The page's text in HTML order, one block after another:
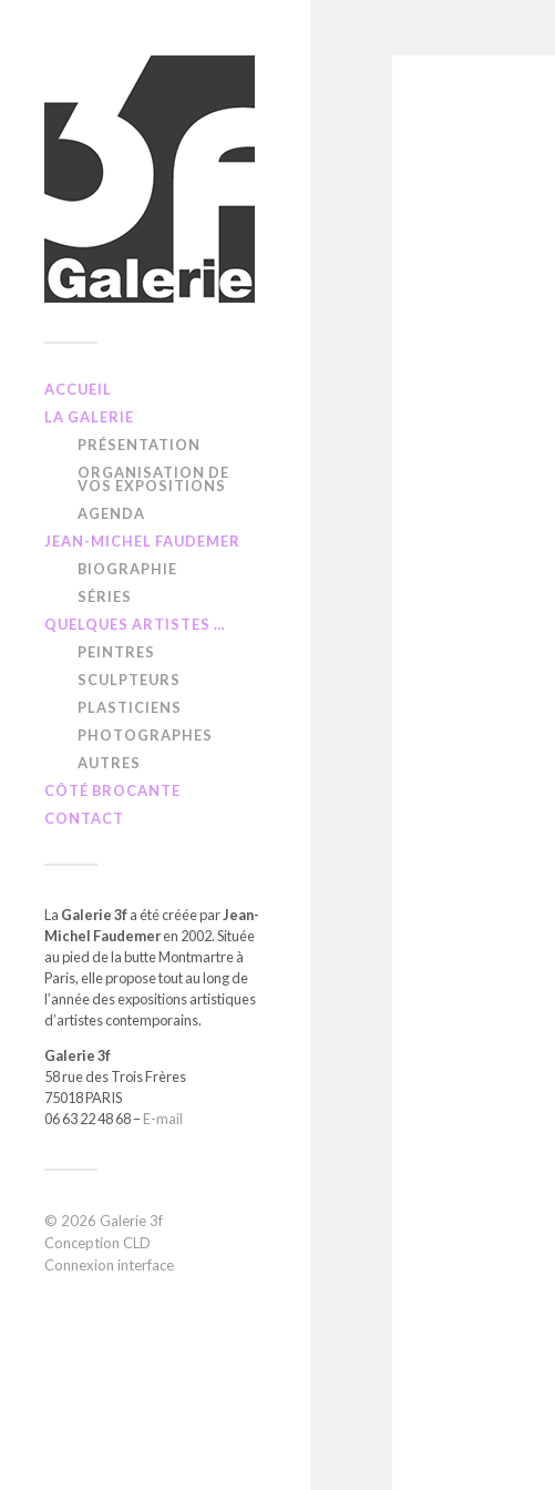
ACCUEIL
LA GALERIE
PRÉSENTATION
ORGANISATION DE
VOS EXPOSITIONS
AGENDA
JEAN-MICHEL FAUDEMER
BIOGRAPHIE
SÉRIES
QUELQUES ARTISTES …
PEINTRES
SCULPTEURS
PLASTICIENS
PHOTOGRAPHES
AUTRES
CÔTÉ BROCANTE
CONTACT
La Galerie 3fa été créée parJean-
Michel Faudemeren 2002. Située
au pied de la butte Montmartre à
Paris, elle propose tout au long de
l’année des expositions artistiques
d’artistes contemporains.
Galerie 3f
58 rue des Trois Frères
75018 PARIS
‭06 63 22 48 68‬ – E-mail
© 2026 Galerie 3f
Conception CLD
Connexion interface